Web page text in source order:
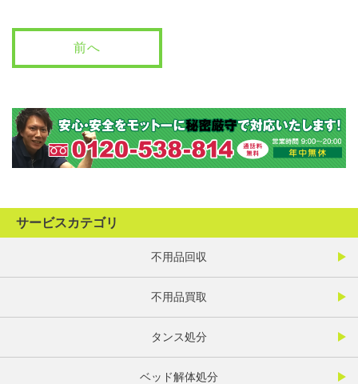
前へ
サービスカテゴリ
不用品回収
不用品買取
タンス処分
ベッド解体処分